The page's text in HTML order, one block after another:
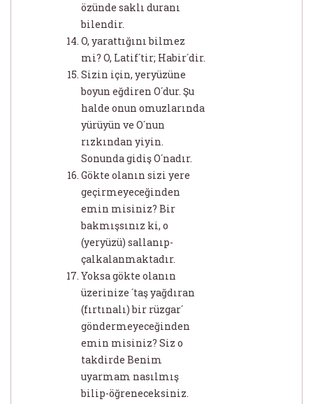
özünde saklı duranı
bilendir.
O, yarattığını bilmez
mi? O, Latif´tir; Habir´dir.
Sizin için, yeryüzüne
boyun eğdiren O´dur. Şu
halde onun omuzlarında
yürüyün ve O´nun
rızkından yiyin.
Sonunda gidiş O´nadır.
Gökte olanın sizi yere
geçirmeyeceğinden
emin misiniz? Bir
bakmışsınız ki, o
(yeryüzü) sallanıp-
çalkalanmaktadır.
Yoksa gökte olanın
üzerinize ´taş yağdıran
(fırtınalı) bir rüzgar´
göndermeyeceğinden
emin misiniz? Siz o
takdirde Benim
uyarmam nasılmış
bilip-öğreneceksiniz.